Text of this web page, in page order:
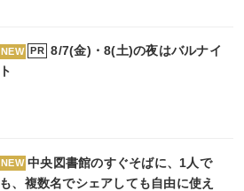
NEW PR
8/7(金)・8(土)の夜はバルナイ
ト
NEW 中央図書館のすぐそばに、1人で
も、複数名でシェアしても自由に使え